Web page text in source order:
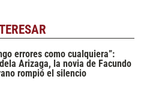
errores como cualquiera”:
Arizaga, la novia de Facundo
rompió el silencio